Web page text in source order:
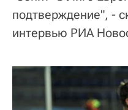
подтверждение", -
интервью РИА